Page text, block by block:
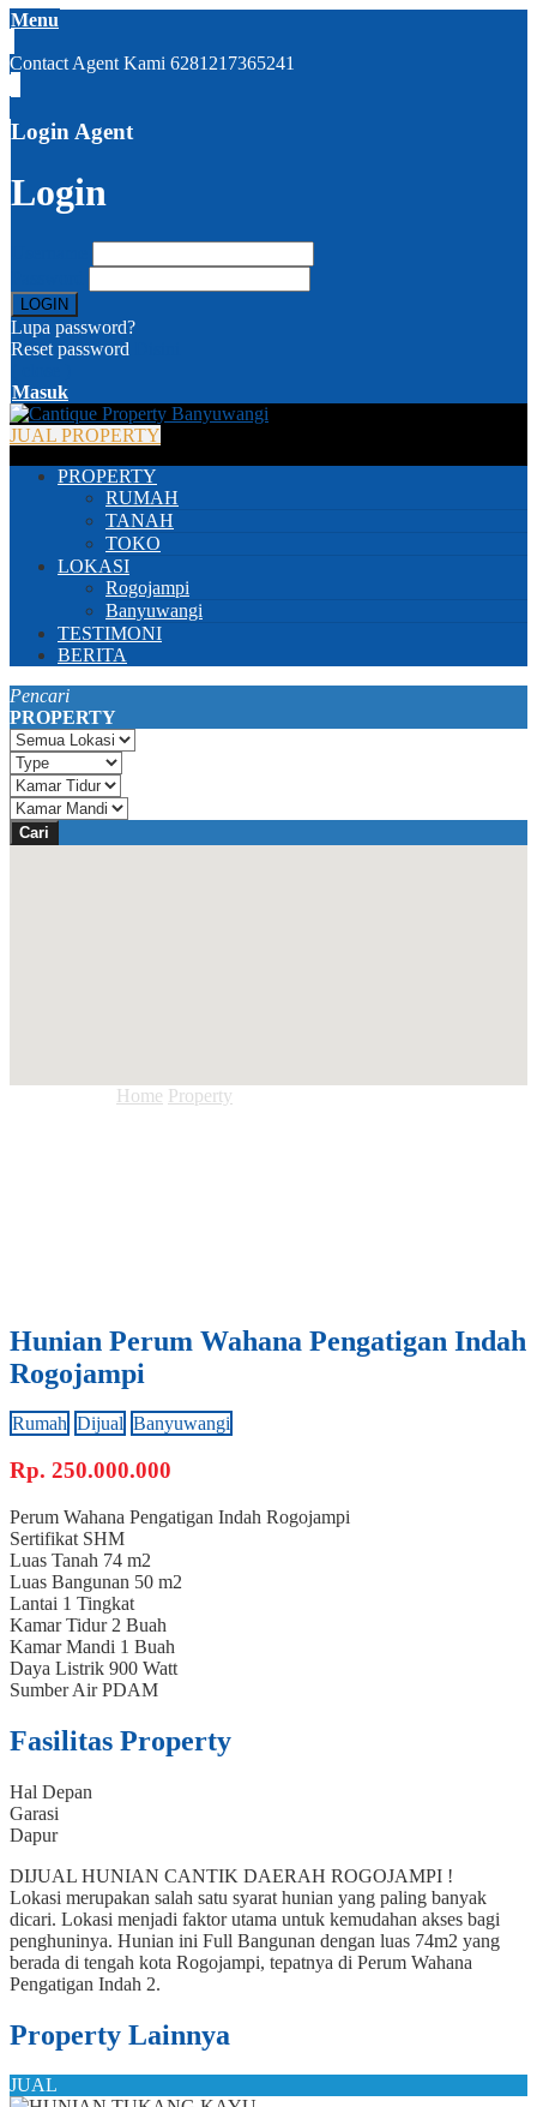
Menu
Contact Agent Kami 6281217365241
Login Agent
Login
Lupa password?
Reset password
Masuk
JUAL PROPERTY
PROPERTY
RUMAH
TANAH
TOKO
LOKASI
Rogojampi
Banyuwangi
TESTIMONI
BERITA
Pencari
PROPERTY
Cari
Home Property
Hunian Perum Wahana Pengatigan Indah
Rogojampi
Rumah Dijual Banyuwangi
Rp. 250.000.000
Perum Wahana Pengatigan Indah Rogojampi
Sertifikat SHM
Luas Tanah 74 m2
Luas Bangunan 50 m2
Lantai 1 Tingkat
Kamar Tidur 2 Buah
Kamar Mandi 1 Buah
Daya Listrik 900 Watt
Sumber AirPDAM
Fasilitas Property
Hal Depan
Garasi
Dapur
DIJUAL HUNIAN CANTIK DAERAH ROGOJAMPI !
Lokasi merupakan salah satu syarat hunian yang paling banyak
dicari. Lokasi menjadi faktor utama untuk kemudahan akses bagi
penghuninya. Hunian ini Full Bangunan dengan luas 74m2 yang
berada di tengah kota Rogojampi, tepatnya di Perum Wahana
Pengatigan Indah 2.
Property Lainnya
JUAL